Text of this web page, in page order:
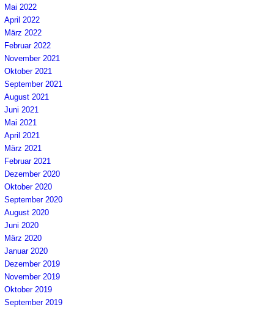
Mai 2022
April 2022
März 2022
Februar 2022
November 2021
Oktober 2021
September 2021
August 2021
Juni 2021
Mai 2021
April 2021
März 2021
Februar 2021
Dezember 2020
Oktober 2020
September 2020
August 2020
Juni 2020
März 2020
Januar 2020
Dezember 2019
November 2019
Oktober 2019
September 2019